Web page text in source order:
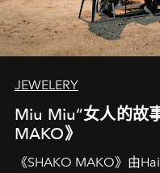
JEWELERY
Miu Miu“女人的故
MAKO》
《SHAKO MAKO》由